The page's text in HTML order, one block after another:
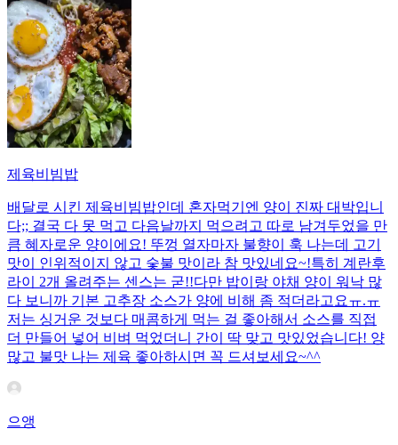
제육비빔밥
배달로 시킨 제육비빔밥인데 혼자먹기엔 양이 진짜 대박입니
다;; 결국 다 못 먹고 다음날까지 먹으려고 따로 남겨두었을 만
큼 혜자로운 양이에요! 뚜껑 열자마자 불향이 훅 나는데 고기
맛이 인위적이지 않고 숯불 맛이라 참 맛있네요~!특히 계란후
라이 2개 올려주는 센스는 굳!! ​다만 밥이랑 야채 양이 워낙 많
다 보니까 기본 고추장 소스가 양에 비해 좀 적더라고요ㅠ.ㅠ
저는 싱거운 것보다 매콤하게 먹는 걸 좋아해서 소스를 직접
더 만들어 넣어 비벼 먹었더니 간이 딱 맞고 맛있었습니다! 양
많고 불맛 나는 제육 좋아하시면 꼭 드셔보세요~^^
으앵